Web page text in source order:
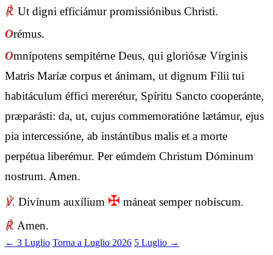
℟. Ut digni efficiámur promissiónibus Christi.
Orémus.
Omnípotens sempitérne Deus, qui gloriósæ Vírginis
Matris Maríæ corpus et ánimam, ut dignum Fílii tui
habitáculum éffici mererétur, Spíritu Sancto cooperánte,
præparásti: da, ut, cujus commemoratióne lætámur, ejus
pia intercessióne, ab instántibus malis et a morte
perpétua liberémur. Per eúmdem Christum Dóminum
nostrum. Amen.
℣. Divínum auxílium ✠ máneat semper nobíscum.
℟. Amen.
← 3 Luglio Torna a Luglio 2026 5 Luglio →